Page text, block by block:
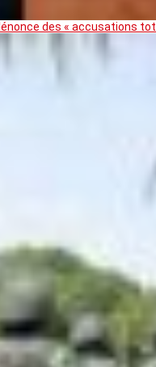
des « accusations